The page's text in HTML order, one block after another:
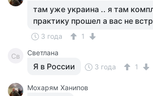
там уже украина .. я там
практику прошел а вас не
3 года 1
Св Светлана
Я в России 3 года 1
Мохарям Ханипов